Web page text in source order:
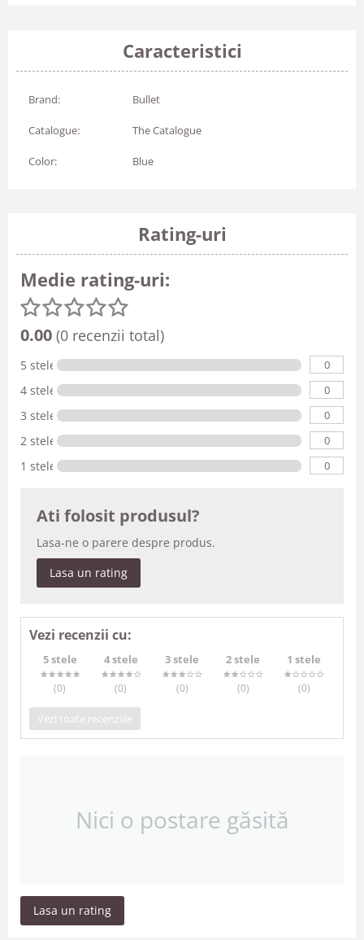
Caracteristici
Brand: Bullet
Catalogue: The Catalogue
Color: Blue
Rating-uri
Medie rating-uri:
0.00 (0 recenzii total)
5 stele 0
4 stele 0
3 stele 0
2 stele 0
1 stele 0
Ati folosit produsul?
Lasa-ne o parere despre produs.
Lasa un rating
Vezi recenzii cu:
5 stele
(0)
4 stele
(0)
3 stele
(0)
2 stele
(0)
1 stele
(0)
Vezi toate recenziile
Nici o postare găsită
Lasa un rating